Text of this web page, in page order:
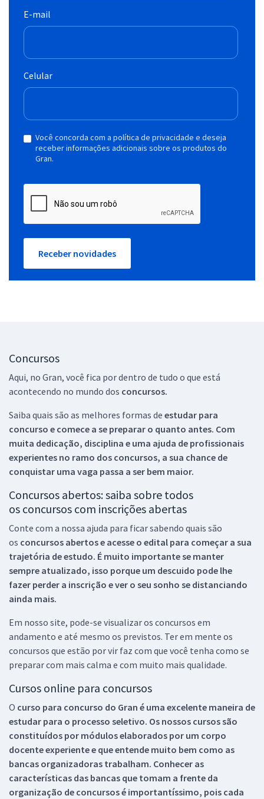
E-mail
Celular
Você concorda com a política de privacidade e deseja
receber informações adicionais sobre os produtos do
Gran.
Receber novidades
Concursos
Aqui, no Gran, você fica por dentro de tudo o que está
acontecendo no mundo dos concursos.
Saiba quais são as melhores formas de estudar para
concurso e comece a se preparar o quanto antes. Com
muita dedicação, disciplina e uma ajuda de profissionais
experientes no ramo dos concursos, a sua chance de
conquistar uma vaga passa a ser bem maior.
Concursos abertos: saiba sobre todos
os concursos com inscrições abertas
Conte com a nossa ajuda para ficar sabendo quais são
os concursos abertos e acesse o edital para começar a sua
trajetória de estudo. É muito importante se manter
sempre atualizado, isso porque um descuido pode lhe
fazer perder a inscrição e ver o seu sonho se distanciando
ainda mais.
Em nosso site, pode-se visualizar os concursos em
andamento e até mesmo os previstos. Ter em mente os
concursos que estão por vir faz com que você tenha como se
preparar com mais calma e com muito mais qualidade.
Cursos online para concursos
O curso para concurso do Gran é uma excelente maneira de
estudar para o processo seletivo. Os nossos cursos são
constituídos por módulos elaborados por um corpo
docente experiente e que entende muito bem como as
bancas organizadoras trabalham. Conhecer as
características das bancas que tomam a frente da
organização de concursos é importantíssimo, pois cada